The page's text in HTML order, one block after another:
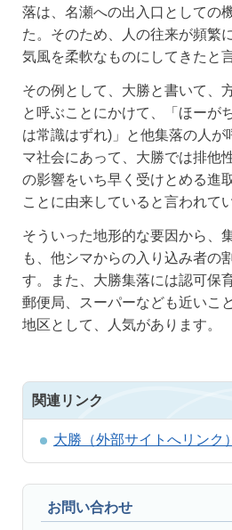
落は、名瀬への出入口としての
た。そのため、人の往来が頻繁
気風を柔軟なものにしてきたと
その例として、大勝と書いて、
と呼ぶことにかけて、「ほーが
は常識はずれ)」と他集落の人が
マ社会にあって、大勝では排他
の影響をいち早く受けとめる進
ことに由来していると言われて
そういった地形的な要因から、
も、他シマからの入り込み者の
す。また、大勝集落には認可保
郵便局、スーパーなども近いこ
地区として、人気があります。
関連リンク
大勝（外部サイトへリンク）
お問い合わせ